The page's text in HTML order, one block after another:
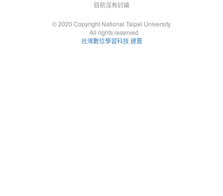
目前沒有討論
© 2020 Copyright National Taipei University
All rights reserved.
台灣數位學習科技 建置